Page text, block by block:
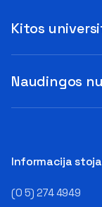
Informacija
(0 5) 274 4949
Naudingos
Kitos